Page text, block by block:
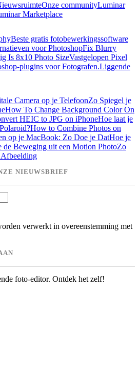
Onze communityLuminar
Marketplace
Beste gratis fotobewerkingssoftware
voor PhotoshopFix Blurry
Is 8x10 Photo SizeVastgelopen Pixel
plugins voor Fotografen.Liggende
Camera op je TelefoonZo Spiegel je
How To Change Background Color On
HEIC to JPG on iPhoneHoe laat je
How to Combine Photos on
op je MacBook: Zo Doe je DatHoe je
de Beweging uit een Motion PhotoZo
NIEUWSBRIEF
verwerkt in overeenstemming met
foto-editor. Ontdek het zelf!